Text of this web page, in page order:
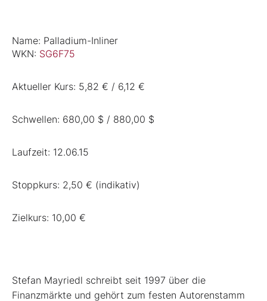
Name: Palladium-Inliner
WKN: SG6F75
Aktueller Kurs: 5,82 € / 6,12 €
Schwellen: 680,00 $ / 880,00 $
Laufzeit: 12.06.15
Stoppkurs: 2,50 € (indikativ)
Zielkurs: 10,00 €
Stefan Mayriedl schreibt seit 1997 über die
Finanzmärkte und gehört zum festen Autorenstamm